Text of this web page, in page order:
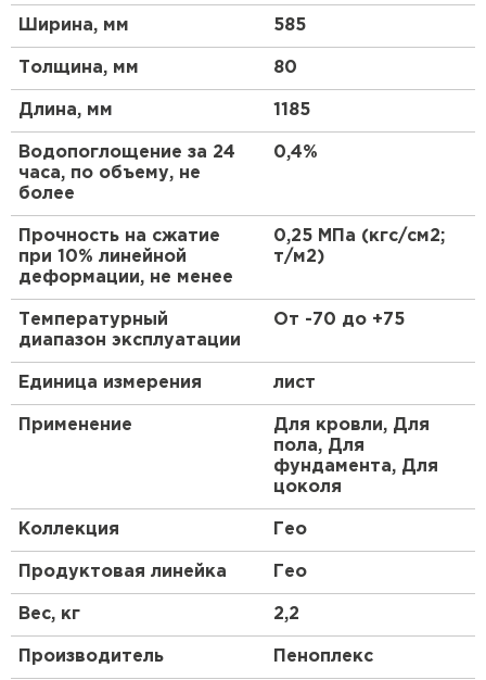
Неизменно низкая теплопроводность
Нулевое водопоглощение (однородная
структура из герметичных ячеек)
Высокая прочность на сжатие и изгиб
Абсолютная биостойкость
Долговечность
Экологичность
Ширина, мм 585
Толщина, мм 80
Длина, мм 1185
Водопоглощение за 24
часа, по объему, не
более
0,4%
Прочность на сжатие
при 10% линейной
деформации, не менее
0,25 МПа (кгс/см2;
т/м2)
Температурный
диапазон эксплуатации
От -70 до +75
Единица измерения лист
Применение
Для кровли, Для
пола, Для
фундамента, Для
цоколя
Коллекция Гео
Продуктовая линейка Гео
Вес, кг 2,2
Производитель Пеноплекс
Рулонная кровля Брит
Утеплитель Knauf
Утеплитель Isoroc
Утеплитель Isover
ПЕРЕЙТИ
Утеплитель Penoplex
ПЕРЕЙТИ